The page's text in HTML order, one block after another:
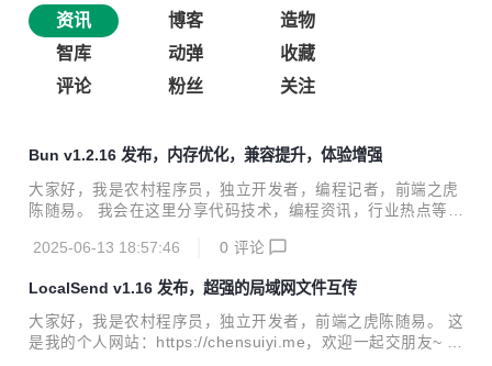
资讯 博客
造物
智库
动弹
收藏
评论
粉丝 关注
Bun v1.2.16 发布，内存优化，兼容提升，体验增强
大家好，我是农村程序员，独立开发者，编程记者，前端之虎
陈随易。 我会在这里分享代码技术，编程资讯，行业热点等内
站 2️⃣：https://me.yicode.tech 技术群，搞钱群，闲聊群，自
打，经过了深度思考和总结，不含 AI 添加剂，请放心食用，
一起灵魂交流。 一键三连 (点赞、评论、转发)，可以给我提
供曝光，带来一份早餐收入，谢谢大家~~ VSCode v1.101 和
Bun v1.2.16 的发布我看都没人其他人分享啊？看来我这个 编
2025-06-13 18:57:46 0 评论
LocalSend v1.16 发布，超强的局域网文件互传
大家好，我是农村程序员，独立开发者，前端之虎陈随易。 这
是我的个人网站：https://chensuiyi.me，欢迎一起交朋友~ 要